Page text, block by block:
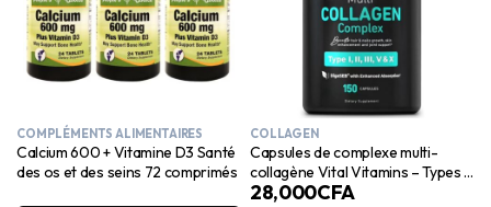
COMPLÉMENTS ALIMENTAIRES
Calcium 600 + Vitamine D3 Santé
des os et des seins 72 comprimés
COLLAGEN
Capsules de complexe multi-
collagène Vital Vitamins – Types I,
II, III, V, X – Cheveux, peau, ongles
28,000CFA